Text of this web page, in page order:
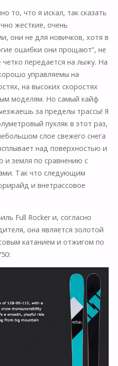
то, что я искал, так сказать
жесткие, очень
они не для новичков, хотя в
ошибки они прощают”, не
передается на лыжу. На
управляемы на
на высоких скоростях
моделям. Но самый кайф
за пределы трассы! Я
пухляк в этот раз,
слое свежего снега
над поверхностью и
и земля по сравнению с
Так что следующим
и внетрассовое
Full Rocker и, согласно
она является золотой
катанием и отжигом по